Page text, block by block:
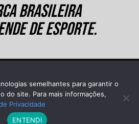
BRASILEIRA
DE ESPORTE.
Industrial Ltda.
| Aviso de Privacidade
semelhantes para garantir o
do site. Para mais informações,
Privacidade
ENTENDI